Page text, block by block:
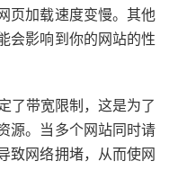
页加载速度变慢。其他
会影响到你的网站的性
了带宽限制，这是为了
源。当多个网站同时请
致网络拥堵，从而使网